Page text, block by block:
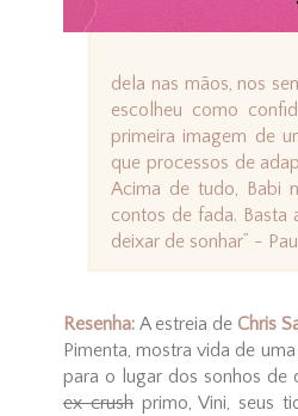
dela nas mãos, nos
escolheu como
primeira imagem de
que processos de
Acima de tudo, Babi
contos de fada. Basta
deixar de sonhar” -
Resenha:A estreia de Chris
Pimenta, mostra vida de
para o lugar dos sonhos de
ex-crush primo, Vini, seus